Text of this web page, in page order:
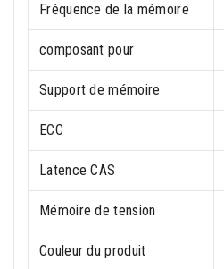
Fréquence de la mémoire
composant pour
Support de mémoire
ECC
Latence CAS
Mémoire de tension
Couleur du produit